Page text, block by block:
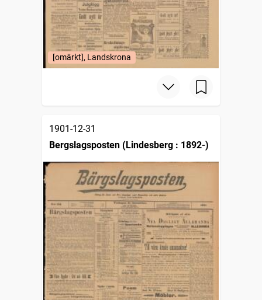
[omärkt], Landskrona
1901-12-31
Bergslagsposten (Lindesberg : 1892-)